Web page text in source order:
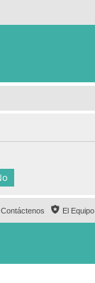
El Equipo
Contáctenos